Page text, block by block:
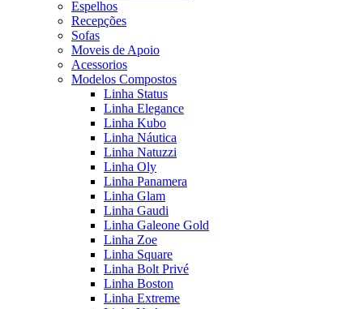
Espelhos
Recepções
Sofas
Moveis de Apoio
Acessorios
Modelos Compostos
Linha Status
Linha Elegance
Linha Kubo
Linha Náutica
Linha Natuzzi
Linha Oly
Linha Panamera
Linha Glam
Linha Gaudi
Linha Galeone Gold
Linha Zoe
Linha Square
Linha Bolt Privé
Linha Boston
Linha Extreme